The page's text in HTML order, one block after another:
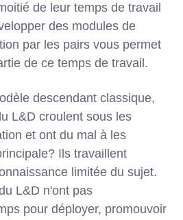
de leur temps de travail
des modules de
par les pairs vous permet
de ce temps de travail.
descendant classique,
L&D croulent sous les
et ont du mal à les
Ils travaillent
limitée du sujet.
L&D n'ont pas
pour déployer, promouvoir